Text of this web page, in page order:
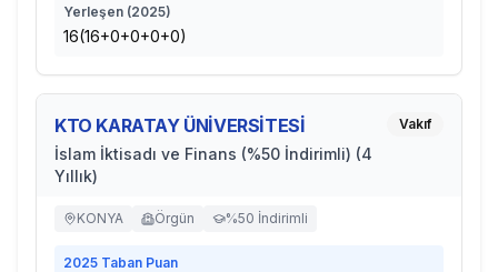
Yerleşen (2025)
16(16+0+0+0+0)
KTO KARATAY ÜNİVERSİTESİ
İslam İktisadı ve Finans (%50 İndirimli) (4
Yıllık)
Vakıf
KONYA Örgün %50 İndirimli
2025 Taban Puan